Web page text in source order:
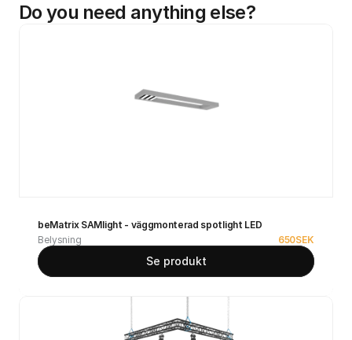
Do you need anything else?
beMatrix SAMlight - väggmonterad spotlight LED
Belysning
650SEK
Se produkt